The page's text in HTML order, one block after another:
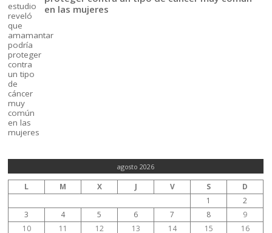
en las mujeres
agosto 2026
L M X J V S
D
1
2
3
4 5 6 7 8
9
10
11 12 13 14 15 16